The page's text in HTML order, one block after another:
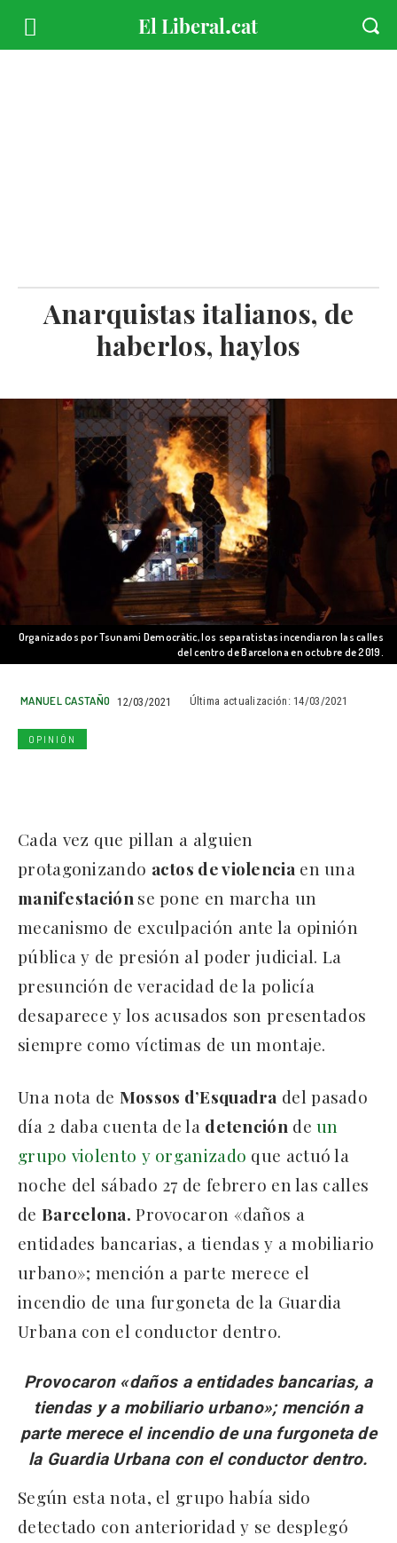
Anarquistas italianos, de
haberlos, haylos
Organizados por Tsunami Democràtic, los separatistas incendiaron las calles
del centro de Barcelona en octubre de 2019.
MANUEL CASTAÑO 12/03/2021 Última actualización: 14/03/2021
OPINIÓN
Cada vez que pillan a alguien
protagonizando actos de violenciaen una
manifestaciónse pone en marcha un
mecanismo de exculpación ante la opinión
pública y de presión al poder judicial. La
presunción de veracidad de la policía
desaparece y los acusados son presentados
siempre como víctimas de un montaje.
Una nota de Mossos d’Esquadra del pasado
día 2 daba cuenta de la detencióndeun
grupo violento y organizado que actuó la
noche del sábado 27 de febrero en las calles
de Barcelona. Provocaron «daños a
entidades bancarias, a tiendas y a mobiliario
urbano»; mención a parte merece el
incendio de una furgoneta de la Guardia
Urbana con el conductor dentro.
Provocaron «daños a entidades bancarias, a
tiendas y a mobiliario urbano»; mención a
parte merece el incendio de una furgoneta de
la Guardia Urbana con el conductor dentro.
Según esta nota, el grupo había sido
detectado con anterioridad y se desplegó